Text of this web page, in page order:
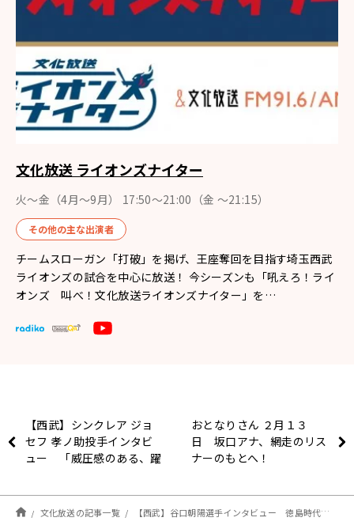
文化放送 ライオンズナイター
火～金（4月〜9月） 17:50～21:00（金 ～21:15）
その他の主な出演者
チームスローガン「打破」を掲げ、王座奪回を目指す埼玉西武
ライオンズの試合を中心に放送！ 今シーズンも「吼えろ！ライ
オンズ 叫べ！文化放送ライオンズナイター」を…
【西武】シンクレア ジョ
セフ 孝ノ助投手インタビ
ュー 「威圧感のある、躍
りたい」
おとなりさん ２月１３
日 坂口アナ、網走のリス
ナーのもとへ！
文化放送の記事一覧 【西武】谷口朝陽選手インタビュー 徳島時代は二刀流に挑戦するも「今は野手一本で頑張ろうと思っている」